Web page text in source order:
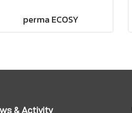
perma ECOSY
& Activity